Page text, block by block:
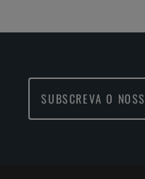
SUBSCREVA O